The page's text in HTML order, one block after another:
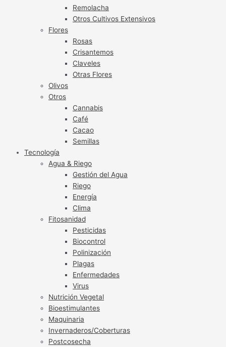
Remolacha
Otros Cultivos Extensivos
Flores
Rosas
Crisantemos
Claveles
Otras Flores
Olivos
Otros
Cannabis
Café
Cacao
Semillas
Tecnología
Agua & Riego
Gestión del Agua
Riego
Energía
Clima
Fitosanidad
Pesticidas
Biocontrol
Polinización
Plagas
Enfermedades
Virus
Nutrición Vegetal
Bioestimulantes
Maquinaria
Invernaderos/Coberturas
Postcosecha